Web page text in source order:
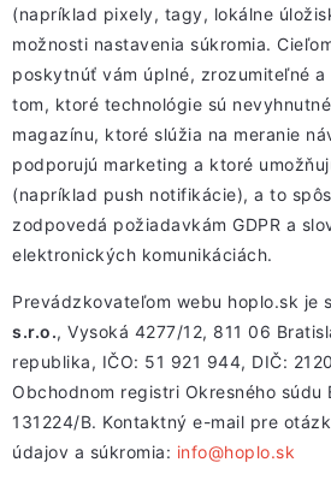
(napríklad pixely, tagy, lokálne
možnosti nastavenia súkromia.
poskytnúť vám úplné, zrozumiteľné
tom, ktoré technológie sú
magazínu, ktoré slúžia na meranie
podporujú marketing a ktoré
(napríklad push notifikácie), a to
zodpovedá požiadavkám GDPR a
elektronických komunikáciách.
Prevádzkovateľom webu hoplo.sk je
s.r.o., Vysoká 4277/12, 811 06
republika, IČO: 51 921 944, DIČ:
Obchodnom registri Okresného súdu
131224/B. Kontaktný e-mail pre
údajov a súkromia: info@hoplo.sk